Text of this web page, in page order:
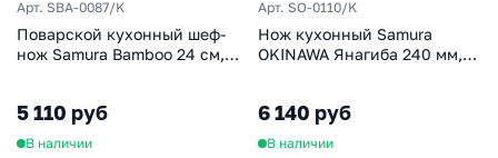
Арт. SBA-0087/K
Поварской кухонный шеф-
нож Samura Bamboo 24 см,
5 110 руб
В наличии
Арт. SO-0110/K
Нож кухонный Samura
OKINAWA Янагиба 240 мм,
6 140 руб
В наличии